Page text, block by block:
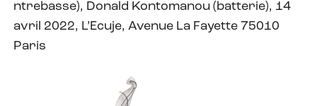
ntrebasse), Donald Kontomanou (batterie), 14
avril 2022, L’Ecuje, Avenue La Fayette 75010
Paris